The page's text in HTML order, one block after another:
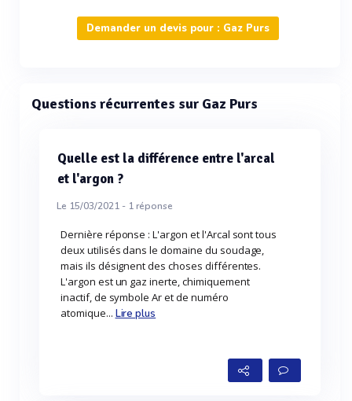
Demander un devis pour : Gaz Purs
Questions récurrentes sur Gaz Purs
Quelle est la différence entre l'arcal
et l'argon ?
Le 15/03/2021 - 1réponse
Dernière réponse : L'argon et l'Arcal sont tous
deux utilisés dans le domaine du soudage,
mais ils désignent des choses différentes.
L'argon est un gaz inerte, chimiquement
inactif, de symbole Ar et de numéro
atomique... Lire plus